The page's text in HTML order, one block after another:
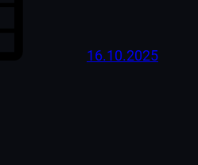
16.10.2025